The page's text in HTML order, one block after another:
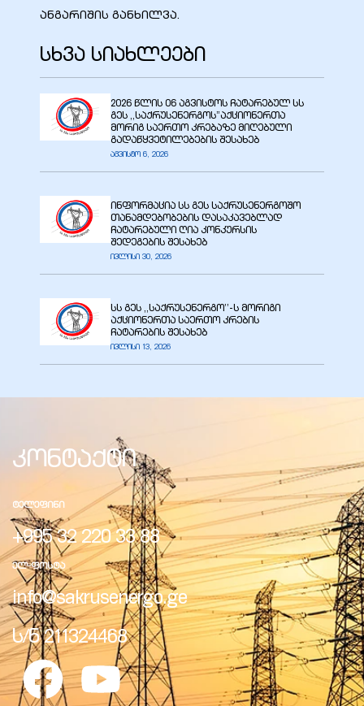
ანგარიშის განხილვა.
სხვა სიახლეები
2026 წლის 06 აგვისტოს ჩატარებულ სს
გეს ,,საქრუსენერგოს”აქციონერთა
მორიგ საერთო კრებაზე მიღებული
გადაწყვეტილებების შესახებ
აგვისტო 6, 2026
ინფორმაცია სს გეს საქრუსენერგოშო
თანამდებობების დასაკავებლად
ჩატარებული ღია კონკურსის
შედეგების შესახებ
ივლისი 30, 2026
სს გეს ,,საქრუსენერგო’’-ს მორიგი
აქციონერთა საერთო კრების
ჩატარების შესახებ
ივლისი 13, 2026
კონტაქტი
ᲢᲔᲚᲔᲤᲘᲜᲘ
+995 32 220 33 88
ᲔᲚ-ᲤᲝᲡᲢᲐ
info@sakrusenergo.ge
ს/ნ 211324468